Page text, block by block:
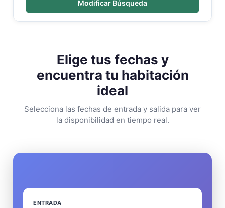
Modificar Búsqueda
Elige tus fechas y
encuentra tu habitación
ideal
Selecciona las fechas de entrada y salida para ver
la disponibilidad en tiempo real.
ENTRADA